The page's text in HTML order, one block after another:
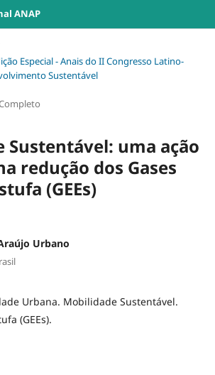
ANAP
Especial - Anais do II Congresso Latino-
Sustentável
Sustentável: uma ação
redução dos Gases
(GEEs)
Urbano
Urbana. Mobilidade Sustentável.
(GEEs).